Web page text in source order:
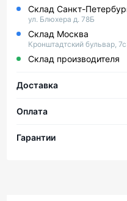
Склад Санкт-
ул. Блюхера д. 78Б
Склад Москва
Кронштадтский бульвар,
Склад производителя
Доставка
Оплата
Гарантии